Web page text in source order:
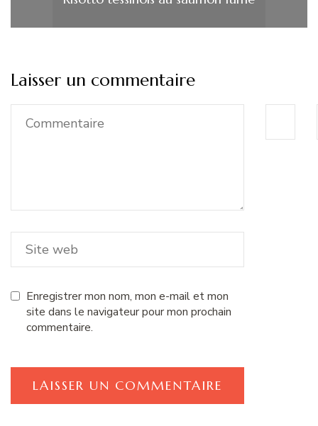
Laisser un commentaire
Enregistrer mon nom, mon e-mail et mon
site dans le navigateur pour mon prochain
commentaire.